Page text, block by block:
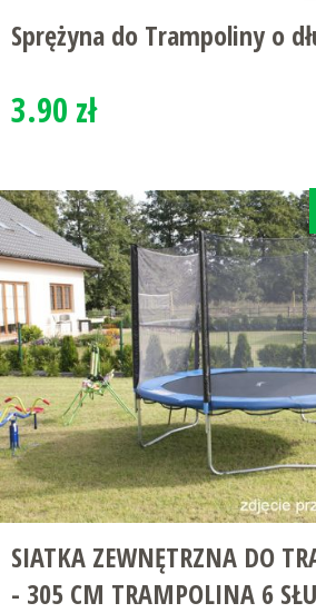
Sprężyna do Trampoliny o
3.90 zł
SIATKA ZEWNĘTRZNA DO
- 305 CM TRAMPOLINA 6